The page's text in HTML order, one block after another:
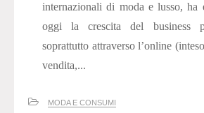
internazionali di moda e lusso, ha
oggi la crescita del business
soprattutto attraverso l’online
vendita,...
MODA E CONSUMI